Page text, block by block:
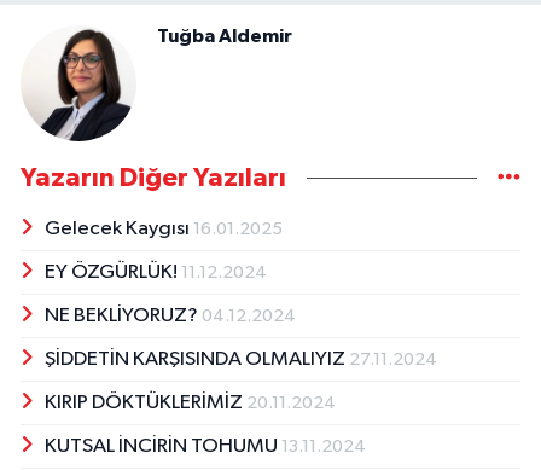
Tuğba Aldemir
Yazarın Diğer Yazıları
Gelecek Kaygısı 16.01.2025
EY ÖZGÜRLÜK! 11.12.2024
NE BEKLİYORUZ? 04.12.2024
ŞİDDETİN KARŞISINDA OLMALIYIZ 27.11.2024
KIRIP DÖKTÜKLERİMİZ 20.11.2024
KUTSAL İNCİRİN TOHUMU 13.11.2024